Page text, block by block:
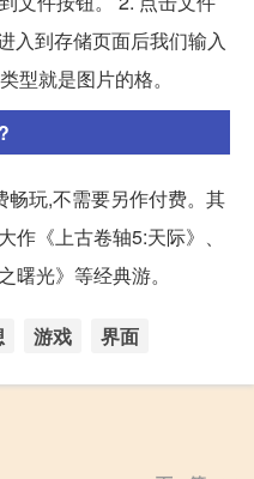
入到存储页面后我们输入
型就是图片的格。
玩,不需要另作付费。其
《上古卷轴5:天际》、
曙光》等经典游。
游戏 界面